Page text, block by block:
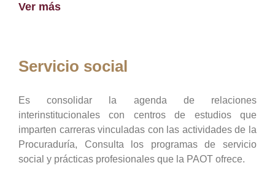
Ver más
Servicio social
Es consolidar la agenda de relaciones
interinstitucionales con centros de estudios que
imparten carreras vinculadas con las actividades de la
Procuraduría, Consulta los programas de servicio
social y prácticas profesionales que la PAOT ofrece.